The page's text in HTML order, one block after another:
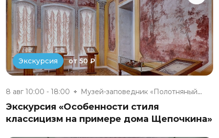
Экскурсия от 50 ₽
8 авг 10:00 - 18:00 Музей-заповедник «Полотняный З...
Экскурсия «Особенности стиля
классицизм на примере дома Щепочкина»